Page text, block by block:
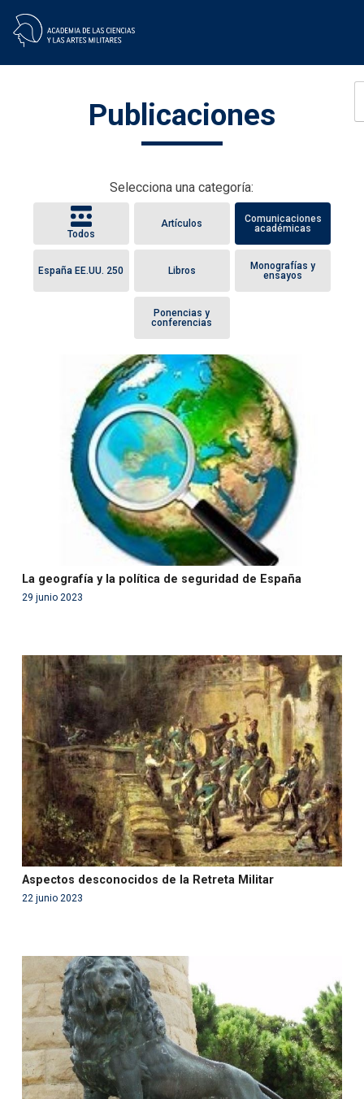
Publicaciones
Selecciona una categoría:
Todos
Artículos
Comunicaciones
académicas
España EE.UU. 250 Libros
Monografías y
ensayos
Ponencias y
conferencias
: Use of undefined constant php - assumed
'php' (this will throw an Error in a future version of PHP)
/var/www/acami.es/wp-
content/themes/fundcami/page-publicaciones.php
99
La geografía y la política de seguridad de España
29 junio 2023
Warning: Use of undefined constant php - assumed
'php' (this will throw an Error in a future version of PHP)
in /var/www/acami.es/wp-
content/themes/fundcami/page-publicaciones.php
on line99
Aspectos desconocidos de la Retreta Militar
22 junio 2023
Warning: Use of undefined constant php - assumed
'php' (this will throw an Error in a future version of PHP)
in/var/www/acami.es/wp-
content/themes/fundcami/page-publicaciones.php
on line99